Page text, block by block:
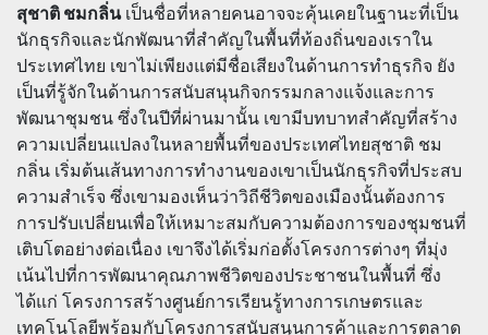
สุชาติ ชมกลิ่นเป็นชื่อที่หลายคนอาจจะคุ้นเคยในฐานะที่เป็น
นักธุรกิจและนักพัฒนาที่สำคัญในพื้นที่ท้องถิ่นของเราใน
ประเทศไทย เขาไม่เพียงแต่มีชื่อเสียงในด้านการทำธุรกิจ ยัง
เป็นที่รู้จักในด้านการสนับสนุนกิจกรรมกลางแจ้งและการ
พัฒนาชุมชน ซึ่งในปีที่ผ่านมานั้น เขามีบทบาทสำคัญที่สร้าง
ความเปลี่ยนแปลงในหลายพื้นที่ของประเทศไทยสุชาติ ชม
กลิ่น เริ่มต้นเส้นทางการทำงานของเขาเป็นนักธุรกิจที่ประสบ
ความสำเร็จ ซึ่งเขามองเห็นว่าวิถีชีวิตของเมืองนั้นต้องการ
การปรับเปลี่ยนเพื่อให้เหมาะสมกับความต้องการของชุมชนที่
เติบโตอย่างต่อเนื่อง เขาจึงได้เริ่มก่อตั้งโครงการต่างๆ ที่มุ่ง
เน้นไปที่การพัฒนาคุณภาพชีวิตของประชาชนในพื้นที่ ซึ่ง
ได้แก่ โครงการสร้างศูนย์การเรียนรู้ทางการเกษตรและ
เทคโนโลยีพร้อมกับโครงการสนับสนุนการค้าและการตลาด